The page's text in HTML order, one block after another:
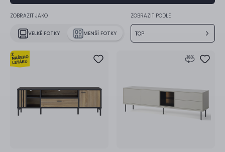
ZOBRAZIT JAKO
VELKÉ FOTKY MENŠÍ FOTKY
ZOBRAZIT PODLE
TOP